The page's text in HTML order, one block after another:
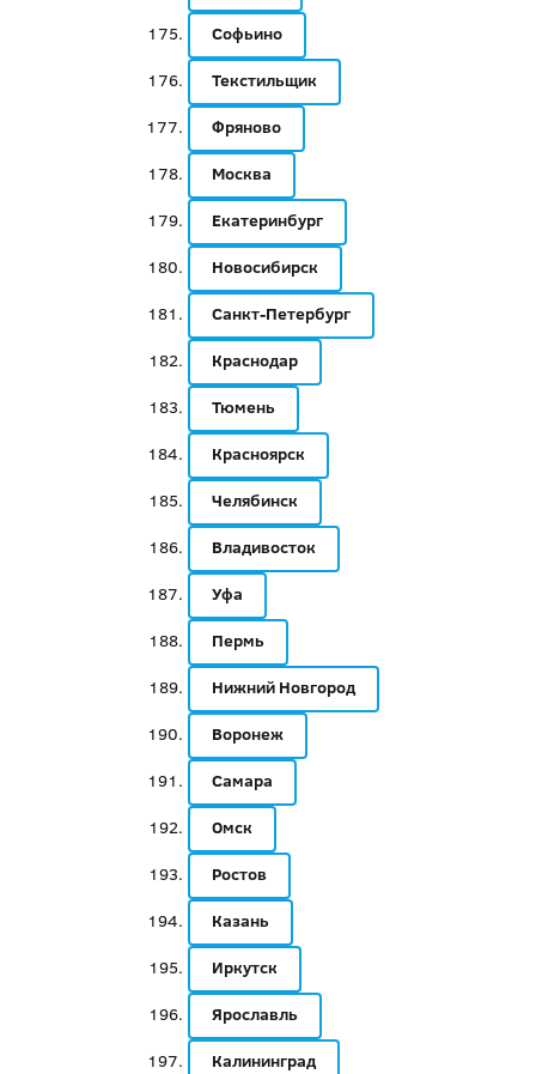
Софьино
Текстильщик
Фряново
Москва
Екатеринбург
Новосибирск
Санкт-Петербург
Краснодар
Тюмень
Красноярск
Челябинск
Владивосток
Уфа
Пермь
Нижний Новгород
Воронеж
Самара
Омск
Ростов
Казань
Иркутск
Ярославль
Калининград